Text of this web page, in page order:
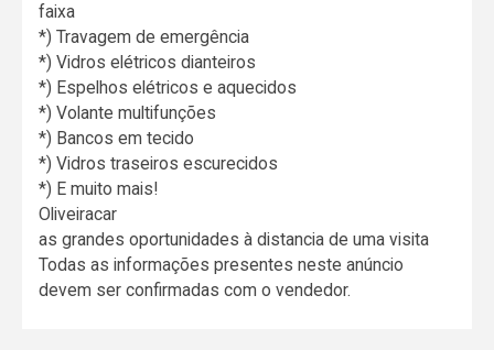
faixa
*) Travagem de emergência
*) Vidros elétricos dianteiros
*) Espelhos elétricos e aquecidos
*) Volante multifunções
*) Bancos em tecido
*) Vidros traseiros escurecidos
*) E muito mais!
Oliveiracar
as grandes oportunidades à distancia de uma visita
Todas as informações presentes neste anúncio
devem ser confirmadas com o vendedor.